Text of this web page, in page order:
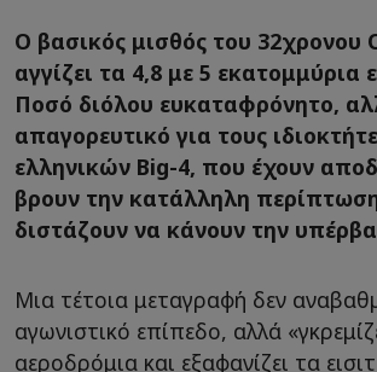
Ο βασικός μισθός του 32χρονου
αγγίζει τα 4,8 με 5 εκατομμύρια
Ποσό διόλου ευκαταφρόνητο,
απαγορευτικό για τους
ελληνικών Big-4, που έχουν
βρουν την κατάλληλη
διστάζουν να κάνουν την
Μια τέτοια μεταγραφή δεν
αγωνιστικό επίπεδο, αλλά
αεροδρόμια και εξαφανίζει τα